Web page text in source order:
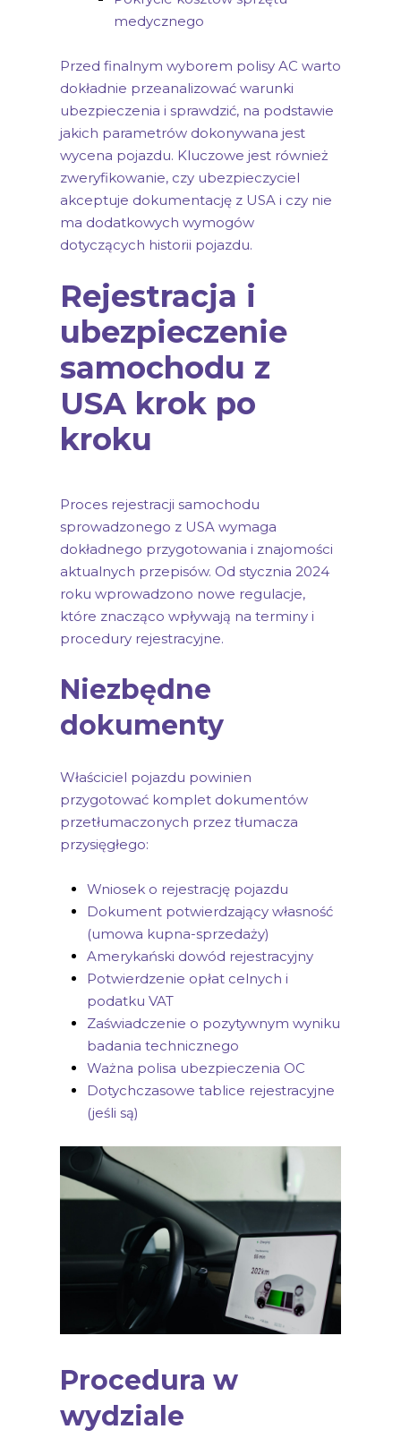
medycznego
Przed finalnym wyborem polisy AC warto
dokładnie przeanalizować warunki
ubezpieczenia i sprawdzić, na podstawie
jakich parametrów dokonywana jest
wycena pojazdu. Kluczowe jest również
zweryfikowanie, czy ubezpieczyciel
akceptuje dokumentację z USA i czy nie
ma dodatkowych wymogów
dotyczących historii pojazdu.
Rejestracja i
ubezpieczenie
samochodu z
USA krok po
kroku
Proces rejestracji samochodu
sprowadzonego z USA wymaga
dokładnego przygotowania i znajomości
aktualnych przepisów. Od stycznia 2024
roku wprowadzono nowe regulacje,
które znacząco wpływają na terminy i
procedury rejestracyjne.
Niezbędne
dokumenty
Właściciel pojazdu powinien
przygotować komplet dokumentów
przetłumaczonych przez tłumacza
przysięgłego:
Wniosek o rejestrację pojazdu
Dokument potwierdzający własność
(umowa kupna-sprzedaży)
Amerykański dowód rejestracyjny
Potwierdzenie opłat celnych i
podatku VAT
Zaświadczenie o pozytywnym wyniku
badania technicznego
Ważna polisa ubezpieczenia OC
Dotychczasowe tablice rejestracyjne
(jeśli są)
Procedura w
wydziale